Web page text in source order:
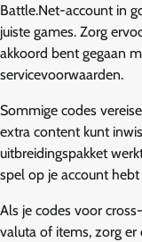
Battle.Net-account in
juiste games. Zorg
akkoord bent gegaan
servicevoorwaarden.
Sommige codes
extra content kunt
uitbreidingspakket
spel op je account
Als je codes voor
valuta of items, zorg